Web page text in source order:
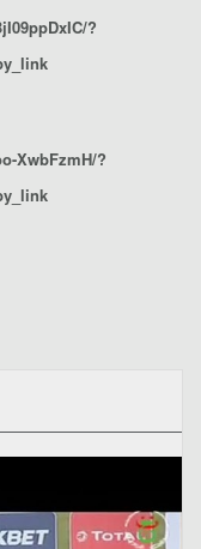
?
XwbFzmH/?